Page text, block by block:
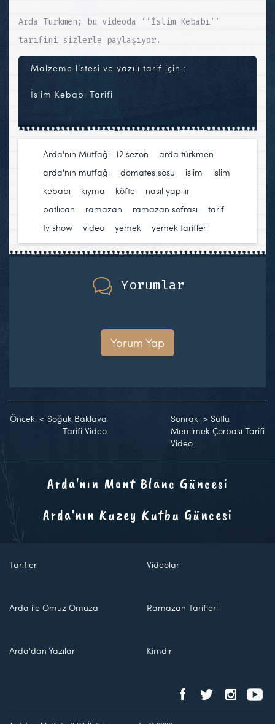
Arda Türkmen; bu videoda ‘‘İslim Kebabı’’
tarifini sizlerle paylaşıyor.
Malzeme listesi ve yazılı tarif için :
İslim Kebabı Tarifi
Arda'nın Mutfağı 12.sezon arda türkmen
arda'nın mutfağı
domates sosu islim
islim
kebabı
kıyma köfte nasıl yapılır
patlıcan
ramazan ramazan sofrası tarif
tv show
video yemek yemek tarifleri
Yorumlar
Yorum Yap
Önceki < Soğuk Baklava
Tarifi Video
Sonraki >Sütlü
Mercimek Çorbası Tarifi
Video
Arda'nın Mont Blanc Güncesi
Arda'nın Kuzey Kutbu Güncesi
Tarifler Videolar
Arda ile Omuz Omuza Ramazan Tarifleri
Arda'dan Yazılar Kimdir